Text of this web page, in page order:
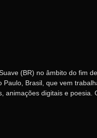
(BR) no âmbito do fim
Brasil, que vem
animações digitais e